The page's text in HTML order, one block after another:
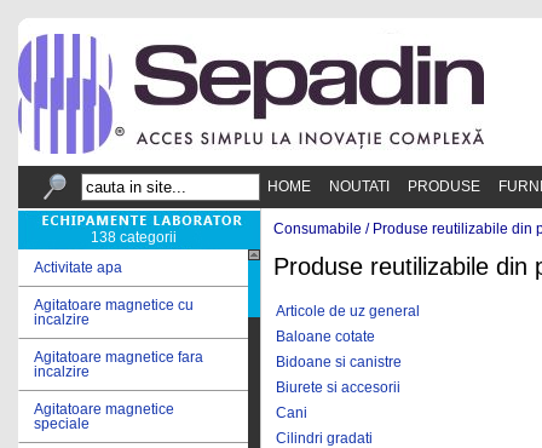
HOME NOUTATI PRODUSE
138 categorii
Activitate apa
Agitatoare magnetice cu
incalzire
Agitatoare magnetice fara
incalzire
Agitatoare magnetice
speciale
Consumabile / Produse reutilizabile din
Produse reutilizabile din
Articole de uz general
Baloane cotate
Bidoane si canistre
Biurete si accesorii
Cani
Cilindri gradati